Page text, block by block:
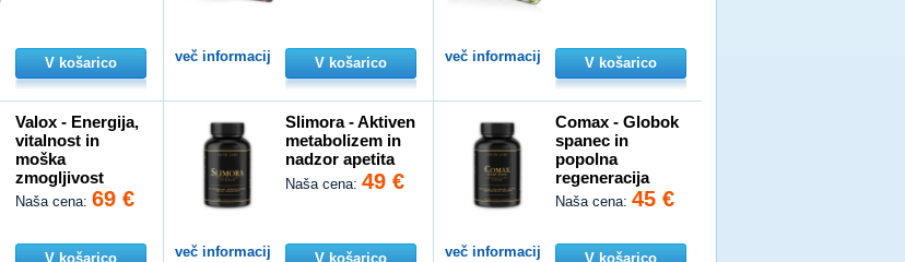
V košarico več informacij V košarico več informacij V košarico
Valox - Energija,
vitalnost in
moška
zmogljivost
Naša cena:69 €
V košarico
Slimora - Aktiven
metabolizem in
nadzor apetita
Naša cena:49 €
več informacij V košarico
Comax - Globok
spanec in
popolna
regeneracija
Naša cena:45 €
več informacij V košarico